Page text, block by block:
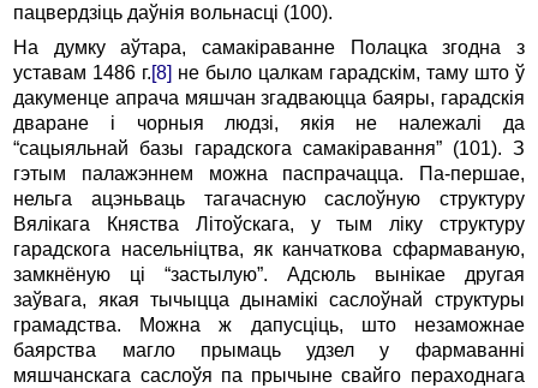
пацвердзіць даўнія вольнасці (100).
На думку аўтара, самакіраванне Полацка згодна з
уставам 1486 г.[8] не было цалкам гарадскім, таму што ў
дакуменце апрача мяшчан згадваюцца баяры, гарадскія
дваране і чорныя людзі, якія не належалі да
“сацыяльнай базы гарадскога самакіравання” (101). З
гэтым палажэннем можна паспрачацца. Па-першае,
нельга ацэньваць тагачасную саслоўную структуру
Вялікага Княства Літоўскага, у тым ліку структуру
гарадскога насельніцтва, як канчаткова сфармаваную,
замкнёную ці “застылую”. Адсюль вынікае другая
заўвага, якая тычыцца дынамікі саслоўнай структуры
грамадства. Можна ж дапусціць, што незаможнае
баярства магло прымаць удзел у фармаванні
мяшчанскага саслоўя па прычыне свайго пераходнага